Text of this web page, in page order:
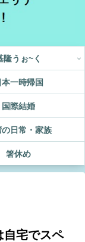
隆うぉ~く
本一時帰国
国際結婚
の日常・家族
箸休め
自宅でスペ